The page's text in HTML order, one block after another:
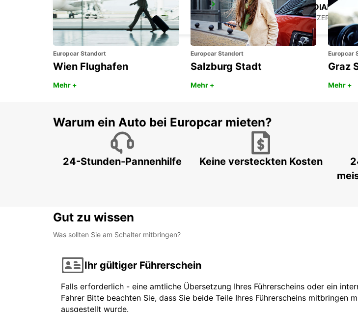
ÜBERLINGEN
UEBERLINGEN - GERMANY
ST. GALLEN,
ST. GALLEN - SWITZERLAND
Europcar Standort
Wien Flughafen
Mehr +
Europcar Standort
Salzburg Stadt
Mehr +
Europcar
Graz
Mehr +
Warum ein Auto bei Europcar mieten?
24-Stunden-Pannenhilfe Keine versteckten Kosten
Gut zu wissen
Was sollten Sie am Schalter mitbringen?
Ihr gültiger Führerschein
Falls erforderlich - eine amtliche Übersetzung Ihres Führerscheins oder ein
Fahrer Bitte beachten Sie, dass Sie beide Teile Ihres Führerscheins mitbringen
ausgestellt wurde.